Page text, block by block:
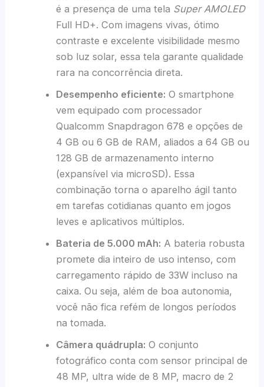
é a presença de uma tela Super AMOLED
Full HD+. Com imagens vivas, ótimo
contraste e excelente visibilidade mesmo
sob luz solar, essa tela garante qualidade
rara na concorrência direta.
Desempenho eficiente: O smartphone
vem equipado com processador
Qualcomm Snapdragon 678 e opções de
4 GB ou 6 GB de RAM, aliados a 64 GB ou
128 GB de armazenamento interno
(expansível via microSD). Essa
combinação torna o aparelho ágil tanto
em tarefas cotidianas quanto em jogos
leves e aplicativos múltiplos.
Bateria de 5.000 mAh: A bateria robusta
promete dia inteiro de uso intenso, com
carregamento rápido de 33W incluso na
caixa. Ou seja, além de boa autonomia,
você não fica refém de longos períodos
na tomada.
Câmera quádrupla: O conjunto
fotográfico conta com sensor principal de
48 MP, ultra wide de 8 MP, macro de 2